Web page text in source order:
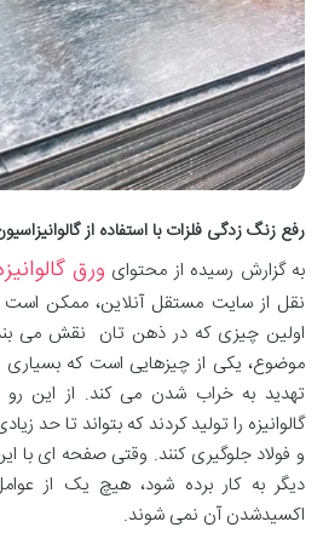
رفع زنگ زدگی فلزات با استفاده از
به گزارش رسیده از محتوای ورق
نقل از سایت مستقل آنلاین، ممکن است
اولین چیزی که در ذهن‌ تان نقش می‌
موضوع، یکی از چیز‌هایی است که بسیاری
تهدید به خراب‌ شدن می‌ کند. از این
گالوانیزه را تولید کردند که بتواند تا حد
و فولاد جلوگیری کنند. وقتی صفحه‌ ای
دیگر به‌ کار برده شود، هیچ‌ یک از
اکسید‌شدن آن نمی‌ شوند.